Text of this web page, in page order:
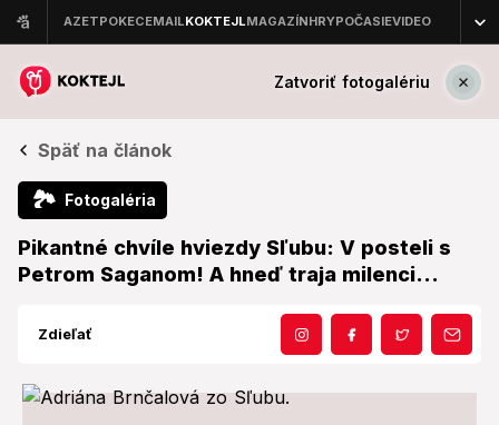
Zatvoriť fotogalériu
Späť na článok
🏞 Fotogaléria
Pikantné chvíle hviezdy Sľubu: V posteli s
Petrom Saganom! A hneď traja milenci...
Zdieľať